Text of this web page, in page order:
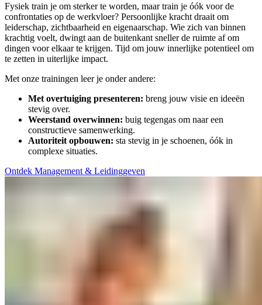
Fysiek train je om sterker te worden, maar train je óók voor de
confrontaties op de werkvloer? Persoonlijke kracht draait om
leiderschap, zichtbaarheid en eigenaarschap. Wie zich van binnen
krachtig voelt, dwingt aan de buitenkant sneller de ruimte af om
dingen voor elkaar te krijgen. Tijd om jouw innerlijke potentieel om
te zetten in uiterlijke impact.
Met onze trainingen leer je onder andere:
Met overtuiging presenteren: breng jouw visie en ideeën
stevig over.
Weerstand overwinnen: buig tegengas om naar een
constructieve samenwerking.
Autoriteit opbouwen: sta stevig in je schoenen, óók in
complexe situaties.
Ontdek Management & Leidinggeven